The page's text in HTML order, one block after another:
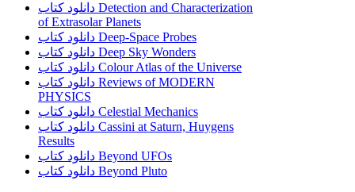
دانلود کتاب Detection and Characterization
of Extrasolar Planets
دانلود کتاب Deep-Space Probes
دانلود کتاب Deep Sky Wonders
دانلود کتاب Colour Atlas of the Universe
دانلود کتاب Reviews of MODERN
PHYSICS
دانلود کتاب Celestial Mechanics
دانلود کتاب Cassini at Saturn, Huygens
Results
دانلود کتاب Beyond UFOs
دانلود کتاب Beyond Pluto